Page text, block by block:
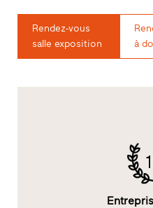
rapides
Rendez-vous
salle exposition
à